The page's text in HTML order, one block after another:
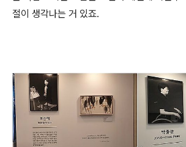
절이 생각나는 거 있죠.